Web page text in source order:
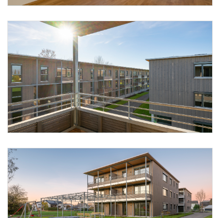
Foto 2: Alpenländische @ Florian Scherl
Foto 3: Alpenländische @ Florian Scherl